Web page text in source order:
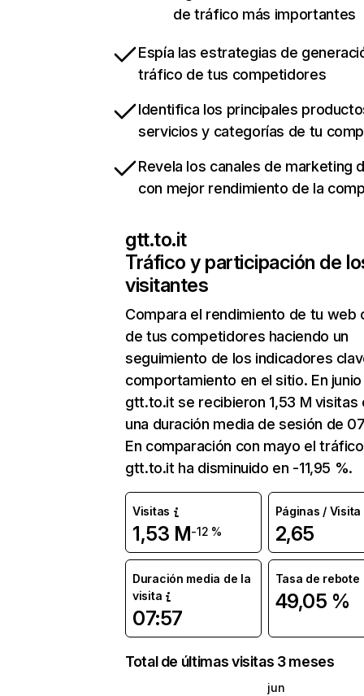
de tráfico más importantes
Espía las estrategias de
tráfico de tus competidores
Identifica los principales
servicios y categorías de tu
Revela los canales de marketing
con mejor rendimiento de la
gtt.to.it
Tráfico y participación de
visitantes
Compara el rendimiento de tu web
de tus competidores haciendo un
seguimiento de los indicadores
comportamiento en el sitio. En junio
gtt.to.it se recibieron 1,53 M visitas
una duración media de sesión de
En comparación con mayo el
gtt.to.it ha disminuido en -11,95 %.
Visitas
1,53 M-12 %
Páginas / Visita
2,65
Duración media de la
visita
07:57
Tasa de rebote
49,05 %
Total de últimas visitas 3 meses
jun